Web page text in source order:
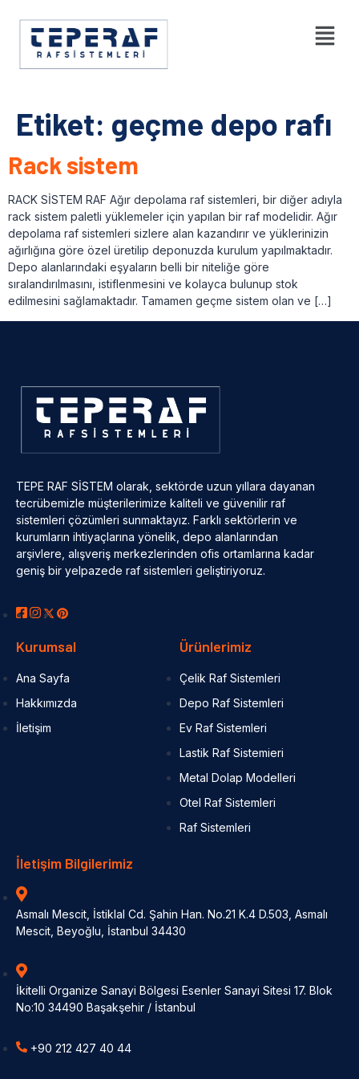
Etiket: geçme depo rafı
Rack sistem
RACK SİSTEM RAF Ağır depolama raf sistemleri, bir diğer adıyla
rack sistem paletli yüklemeler için yapılan bir raf modelidir. Ağır
depolama raf sistemleri sizlere alan kazandırır ve yüklerinizin
ağırlığına göre özel üretilip deponuzda kurulum yapılmaktadır.
Depo alanlarındaki eşyaların belli bir niteliğe göre
sıralandırılmasını, istiflenmesini ve kolayca bulunup stok
edilmesini sağlamaktadır. Tamamen geçme sistem olan ve […]
TEPE RAF SİSTEM olarak, sektörde uzun yıllara dayanan
tecrübemizle müşterilerimize kaliteli ve güvenilir raf
sistemleri çözümleri sunmaktayız. Farklı sektörlerin ve
kurumların ihtiyaçlarına yönelik, depo alanlarından
arşivlere, alışveriş merkezlerinden ofis ortamlarına kadar
geniş bir yelpazede raf sistemleri geliştiriyoruz.
Kurumsal
Ana Sayfa
Hakkımızda
İletişim
Ürünlerimiz
Çelik Raf Sistemleri
Depo Raf Sistemleri
Ev Raf Sistemleri
Lastik Raf Sistemieri
Metal Dolap Modelleri
Otel Raf Sistemleri
Raf Sistemleri
İletişim Bilgilerimiz
Asmalı Mescit, İstiklal Cd. Şahin Han. No.21 K.4 D.503, Asmalı
Mescit, Beyoğlu, İstanbul 34430
İkitelli Organize Sanayi Bölgesi Esenler Sanayi Sitesi 17. Blok
No:10 34490 Başakşehir / İstanbul
+90 212 427 40 44